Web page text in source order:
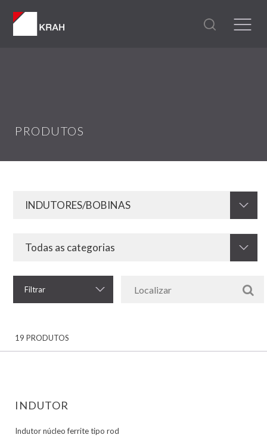
PRODUTOS
Filtrar
19 PRODUTOS
INDUTOR
Indutor núcleo ferrite tipo rod